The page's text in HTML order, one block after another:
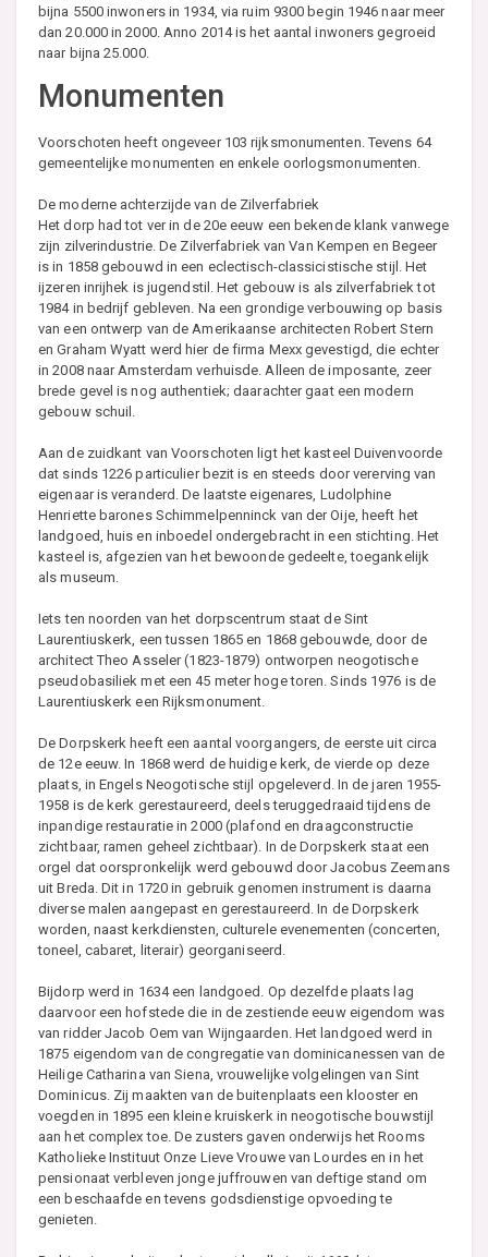
bijna 5500 inwoners in 1934, via ruim 9300 begin 1946 naar meer
dan 20.000 in 2000. Anno 2014 is het aantal inwoners gegroeid
naar bijna 25.000.
Monumenten
Voorschoten heeft ongeveer 103 rijksmonumenten. Tevens 64
gemeentelijke monumenten en enkele oorlogsmonumenten.
De moderne achterzijde van de Zilverfabriek
Het dorp had tot ver in de 20e eeuw een bekende klank vanwege
zijn zilverindustrie. De Zilverfabriek van Van Kempen en Begeer
is in 1858 gebouwd in een eclectisch-classicistische stijl. Het
ijzeren inrijhek is jugendstil. Het gebouw is als zilverfabriek tot
1984 in bedrijf gebleven. Na een grondige verbouwing op basis
van een ontwerp van de Amerikaanse architecten Robert Stern
en Graham Wyatt werd hier de firma Mexx gevestigd, die echter
in 2008 naar Amsterdam verhuisde. Alleen de imposante, zeer
brede gevel is nog authentiek; daarachter gaat een modern
gebouw schuil.
Aan de zuidkant van Voorschoten ligt het kasteel Duivenvoorde
dat sinds 1226 particulier bezit is en steeds door vererving van
eigenaar is veranderd. De laatste eigenares, Ludolphine
Henriette barones Schimmelpenninck van der Oije, heeft het
landgoed, huis en inboedel ondergebracht in een stichting. Het
kasteel is, afgezien van het bewoonde gedeelte, toegankelijk
als museum.
Iets ten noorden van het dorpscentrum staat de Sint
Laurentiuskerk, een tussen 1865 en 1868 gebouwde, door de
architect Theo Asseler (1823-1879) ontworpen neogotische
pseudobasiliek met een 45 meter hoge toren. Sinds 1976 is de
Laurentiuskerk een Rijksmonument.
De Dorpskerk heeft een aantal voorgangers, de eerste uit circa
de 12e eeuw. In 1868 werd de huidige kerk, de vierde op deze
plaats, in Engels Neogotische stijl opgeleverd. In de jaren 1955-
1958 is de kerk gerestaureerd, deels teruggedraaid tijdens de
inpandige restauratie in 2000 (plafond en draagconstructie
zichtbaar, ramen geheel zichtbaar). In de Dorpskerk staat een
orgel dat oorspronkelijk werd gebouwd door Jacobus Zeemans
uit Breda. Dit in 1720 in gebruik genomen instrument is daarna
diverse malen aangepast en gerestaureerd. In de Dorpskerk
worden, naast kerkdiensten, culturele evenementen (concerten,
toneel, cabaret, literair) georganiseerd.
Bijdorp werd in 1634 een landgoed. Op dezelfde plaats lag
daarvoor een hofstede die in de zestiende eeuw eigendom was
van ridder Jacob Oem van Wijngaarden. Het landgoed werd in
1875 eigendom van de congregatie van dominicanessen van de
Heilige Catharina van Siena, vrouwelijke volgelingen van Sint
Dominicus. Zij maakten van de buitenplaats een klooster en
voegden in 1895 een kleine kruiskerk in neogotische bouwstijl
aan het complex toe. De zusters gaven onderwijs het Rooms
Katholieke Instituut Onze Lieve Vrouwe van Lourdes en in het
pensionaat verbleven jonge juffrouwen van deftige stand om
een beschaafde en tevens godsdienstige opvoeding te
genieten.